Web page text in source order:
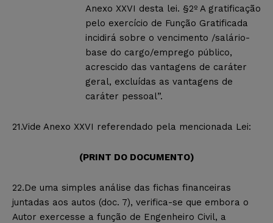
Anexo XXVI desta lei. §2º A gratificação
pelo exercício de Função Gratificada
incidirá sobre o vencimento /salário-
base do cargo/emprego público,
acrescido das vantagens de caráter
geral, excluídas as vantagens de
caráter pessoal”.
21.Vide Anexo XXVI referendado pela mencionada Lei:
(PRINT DO DOCUMENTO)
22.De uma simples análise das fichas financeiras
juntadas aos autos (doc. 7), verifica-se que embora o
Autor exercesse a função de Engenheiro Civil, a